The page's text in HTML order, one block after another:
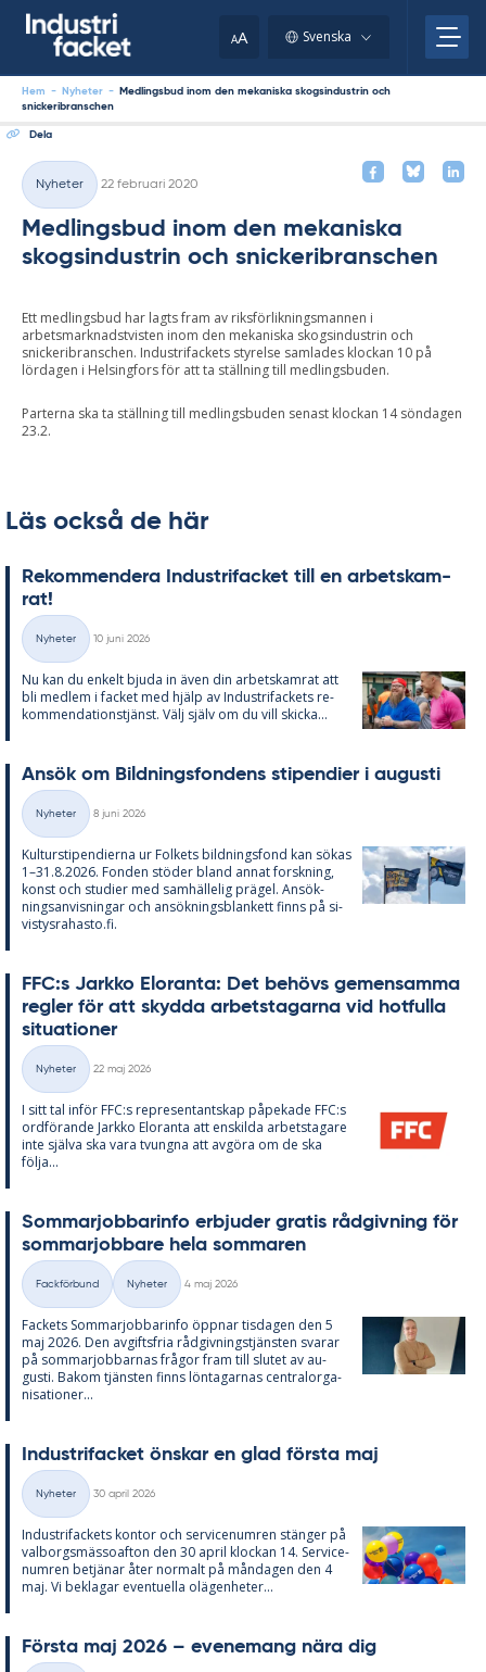
AA Svenska
Hem - Nyheter -
Medlingsbud inom den mekaniska skogsindustrin och
snickeribranschen
Dela
Kategorier
Nyheter
22 februari 2020
Medlingsbud inom den mekaniska
skogsindustrin och snickeribranschen
Ett medlingsbud har lagts fram av riksförlikningsmannen i
arbetsmarknadstvisten inom den mekaniska skogsindustrin och
snickeribranschen. Industrifackets styrelse samlades klockan 10 på
lördagen i Helsingfors för att ta ställning till medlingsbuden.
Parterna ska ta ställning till medlingsbuden senast klockan 14 söndagen
23.2.
Läs också de här
Re­kom­men­de­ra In­du­stri­fac­ket till en ar­bets­kam­
rat!
Kategorier
Nyheter
10 juni 2026
Nu kan du en­kelt bju­da in även din ar­bets­kam­rat att
bli med­lem i fac­ket med hjälp av In­du­stri­fac­kets re­
kom­men­da­tions­tjänst. Välj själv om du vill skic­ka...
An­sök om Bild­nings­fon­dens sti­pen­di­er i au­gusti
Kategorier
Nyheter
8 juni 2026
Kul­tursti­pen­di­er­na ur Fol­kets bild­nings­fond kan sö­kas
1–31.8.2026. Fon­den stö­der bland an­nat forsk­ning,
konst och stu­di­er med sam­häl­le­lig prä­gel. An­sök­
nings­an­vis­ning­ar och an­sök­nings­blan­kett fin­ns på si­
vis­tys­ra­has­to.fi.
FFC:s Jark­ko Elo­ran­ta: Det be­hö­vs ge­men­sam­ma
reg­ler för att skyd­da ar­bets­ta­gar­na vid hot­ful­la
si­tu­a­tio­ner
Kategorier
Nyheter
22 maj 2026
I sitt tal in­för FFC:s re­pre­sen­tant­skap på­pe­ka­de FFC:s
ord­fö­ran­de Jark­ko Elo­ran­ta att en­skil­da ar­bets­ta­ga­re
inte själva ska vara tvung­na att av­gö­ra om de ska
följa...
Som­mar­job­ba­rin­fo er­bju­der gra­tis råd­giv­ning för
som­mar­job­ba­re hela som­ma­ren
Kategorier
Fackförbund Nyheter
4 maj 2026
Fac­kets Som­mar­job­ba­rin­fo öpp­nar tis­da­gen den 5
maj 2026. Den av­gifts­fria råd­giv­nings­tjäns­ten sva­rar
på som­mar­job­bar­nas frå­gor fram till slu­tet av au­
gusti. Bakom tjäns­ten fin­ns lön­ta­gar­nas cen­tral­or­ga­
ni­sa­tio­ner...
In­du­stri­fac­ket öns­kar en glad förs­ta maj
Kategorier
Nyheter
30 april 2026
In­du­stri­fac­kets kon­tor och ser­vice­num­ren stäng­er på
val­borgs­mäs­so­af­ton den 30 april kloc­kan 14. Ser­vice­
num­ren be­tjä­nar åter nor­malt på mån­da­gen den 4
maj. Vi be­kla­gar even­tu­el­la olä­gen­he­ter...
Förs­ta maj 2026 – eve­ne­mang nära dig